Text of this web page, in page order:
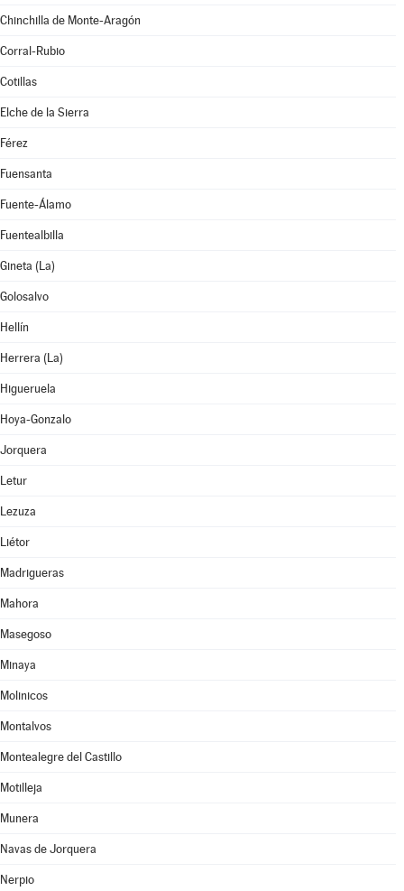
Chinchilla de Monte-Aragón
Corral-Rubio
Cotillas
Elche de la Sierra
Férez
Fuensanta
Fuente-Álamo
Fuentealbilla
Gineta (La)
Golosalvo
Hellín
Herrera (La)
Higueruela
Hoya-Gonzalo
Jorquera
Letur
Lezuza
Liétor
Madrigueras
Mahora
Masegoso
Minaya
Molinicos
Montalvos
Montealegre del Castillo
Motilleja
Munera
Navas de Jorquera
Nerpio